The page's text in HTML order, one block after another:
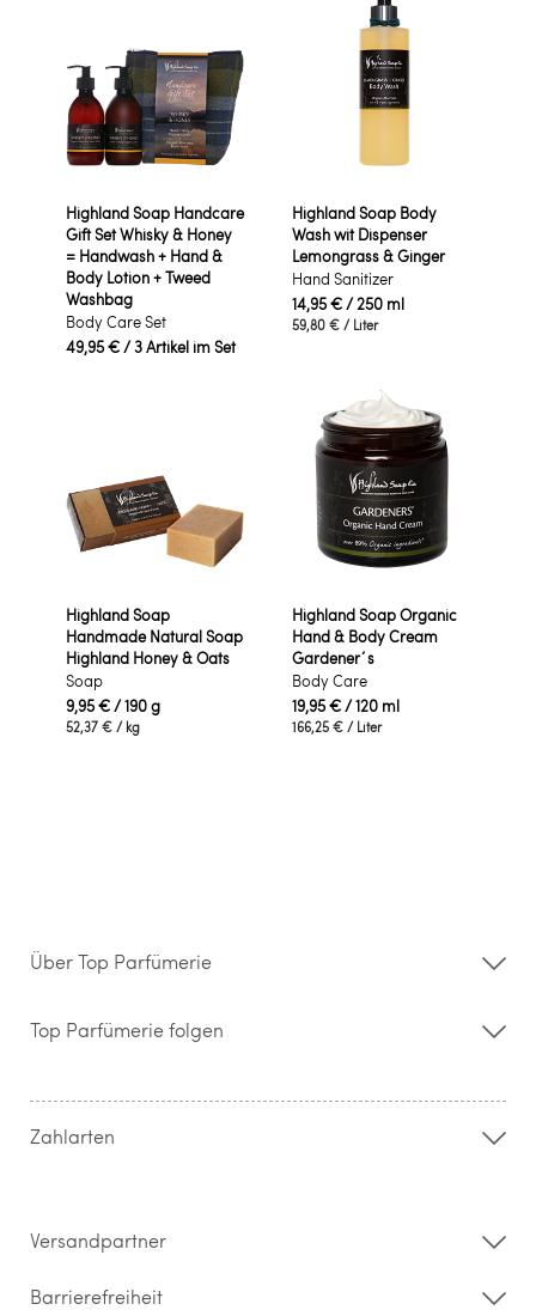
Highland Soap Handcare
Gift Set Whisky & Honey
= Handwash + Hand &
Body Lotion + Tweed
Washbag
Body Care Set
49,95 €/ 3 Artikel im Set
Highland Soap Body
Wash wit Dispenser
Lemongrass & Ginger
Hand Sanitizer
14,95 €/ 250 ml
59,80 € / Liter
Highland Soap
Handmade Natural Soap
Highland Honey & Oats
Soap
9,95 €/ 190 g
52,37 € / kg
Highland Soap Organic
Hand & Body Cream
Gardener´s
Body Care
19,95 €/ 120 ml
166,25 € / Liter
Über Top Parfümerie
Storefinder
Kontakt
Widerrufsrecht & Rückgabebedingungen
Top Parfümerie folgen
Zahlarten
Versandpartner
Barrierefreiheit